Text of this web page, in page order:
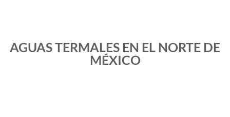
AGUAS TERMALES EN EL NORTE DE
MÉXICO